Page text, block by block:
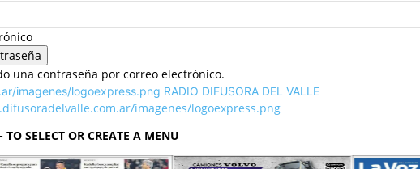
una contraseña por correo electrónico.
RADIO DIFUSORA DEL VALLE
TO SELECT OR CREATE A MENU